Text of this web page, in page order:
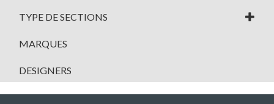
TYPE DE SECTIONS
MARQUES
DESIGNERS